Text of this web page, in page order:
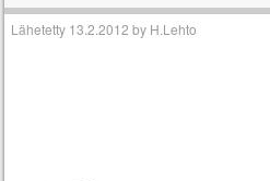
Lähetetty 13.2.2012 by H.Lehto